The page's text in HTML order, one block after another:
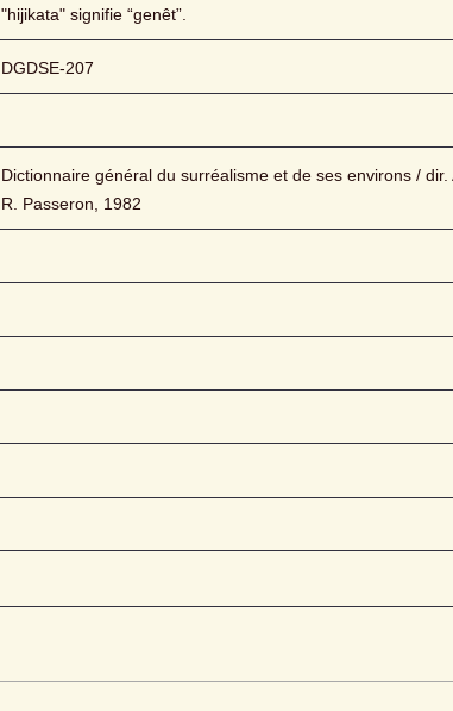
"hijikata" signifie “genêt”.
DGDSE-207
Dictionnaire général du surréalisme et de ses environs / dir.
R. Passeron, 1982